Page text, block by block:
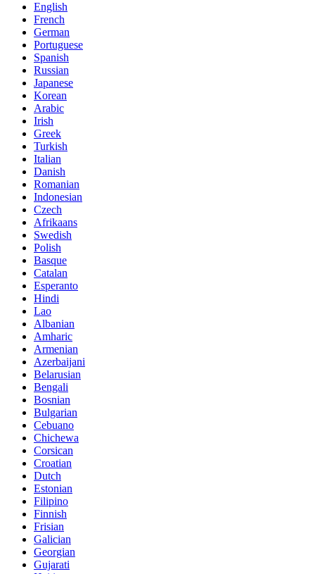
English
French
German
Portuguese
Spanish
Russian
Japanese
Korean
Arabic
Irish
Greek
Turkish
Italian
Danish
Romanian
Indonesian
Czech
Afrikaans
Swedish
Polish
Basque
Catalan
Esperanto
Hindi
Lao
Albanian
Amharic
Armenian
Azerbaijani
Belarusian
Bengali
Bosnian
Bulgarian
Cebuano
Chichewa
Corsican
Croatian
Dutch
Estonian
Filipino
Finnish
Frisian
Galician
Georgian
Gujarati